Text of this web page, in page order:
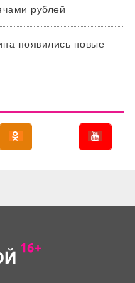
рублей
появились новые